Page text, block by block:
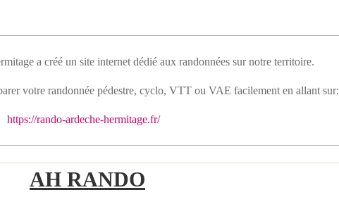
a créé un site internet dédié aux randonnées sur notre territoire.
votre randonnée pédestre, cyclo, VTT ou VAE facilement en allant sur:
https://rando-ardeche-hermitage.fr/
AH RANDO